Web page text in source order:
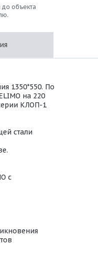
до объекта
1350*550. По
на 220
КЛОП-1
стали
с